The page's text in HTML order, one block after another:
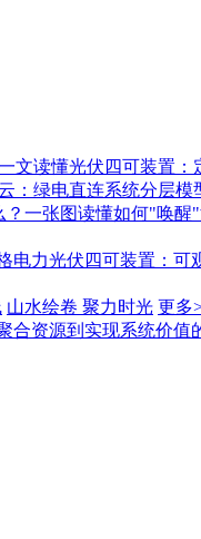
文读懂光伏四可装置：
：绿电直连系统分层模
？一张图读懂如何"唤醒
电力光伏四可装置：可
山水绘卷 聚力时光 更多
合资源到实现系统价值